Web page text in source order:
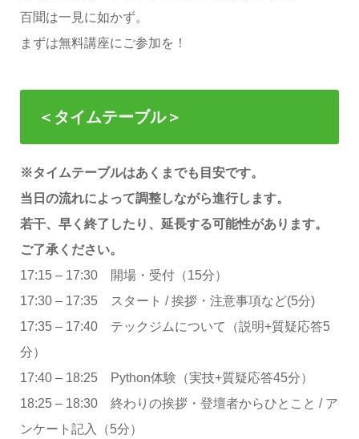
百聞は一見に如かず。
まずは無料講座にご参加を！
＜タイムテーブル＞
※タイムテーブルはあくまでも目安です。
当日の流れによって調整しながら進行します。
若干、早く終了したり、延長する可能性があります。
ご了承ください。
17:15 – 17:30 開場・受付（15分）
17:30 – 17:35 スタート / 挨拶・注意事項など(5分)
17:35 – 17:40 テックジムについて（説明+質疑応答5
分）
17:40 – 18:25 Python体験（実技+質疑応答45分）
18:25 – 18:30 終わりの挨拶・登壇者からひとこと / ア
ンケート記入（5分）